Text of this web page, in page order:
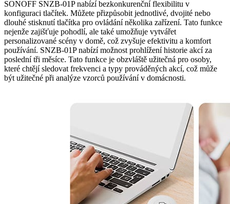
SONOFF SNZB-01P nabízí bezkonkurenční flexibilitu v
konfiguraci tlačítek. Můžete přizpůsobit jednotlivé, dvojité nebo
dlouhé stisknutí tlačítka pro ovládání několika zařízení. Tato funkce
nejenže zajišťuje pohodlí, ale také umožňuje vytvářet
personalizované scény v domě, což zvyšuje efektivitu a komfort
používání. SNZB-01P nabízí možnost prohlížení historie akcí za
poslední tři měsíce. Tato funkce je obzvláště užitečná pro osoby,
které chtějí sledovat frekvenci a typy prováděných akcí, což může
být užitečné při analýze vzorců používání v domácnosti.